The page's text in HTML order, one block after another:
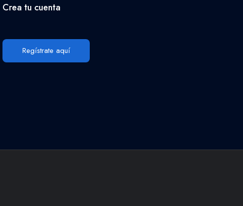
Crea tu cuenta
Regístrate aquí